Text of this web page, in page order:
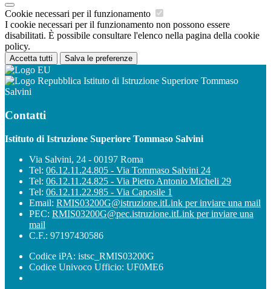
Cookie necessari per il funzionamento
I cookie necessari per il funzionamento non possono essere
disabilitati. È possibile consultare l'elenco nella pagina della cookie
policy.
Accetta tutti Salva le preferenze
Istituto di Istruzione Superiore Tommaso
Salvini
Contatti
Istituto di Istruzione Superiore Tommaso Salvini
Via Salvini, 24 - 00197 Roma
Tel: 06.12.11.24.805 - Via Tommaso Salvini 24
Tel: 06.12.11.24.825 - Via Pietro Antonio Micheli 29
Tel: 06.12.11.22.985 - Via Caposile 1
Email: RMIS03200G@istruzione.itLink per inviare una mail
PEC: RMIS03200G@pec.istruzione.itLink per inviare una
mail
C.F.: 97197430586
Codice iPA: istsc_RMIS03200G
Codice Univoco Ufficio: UF0ME6